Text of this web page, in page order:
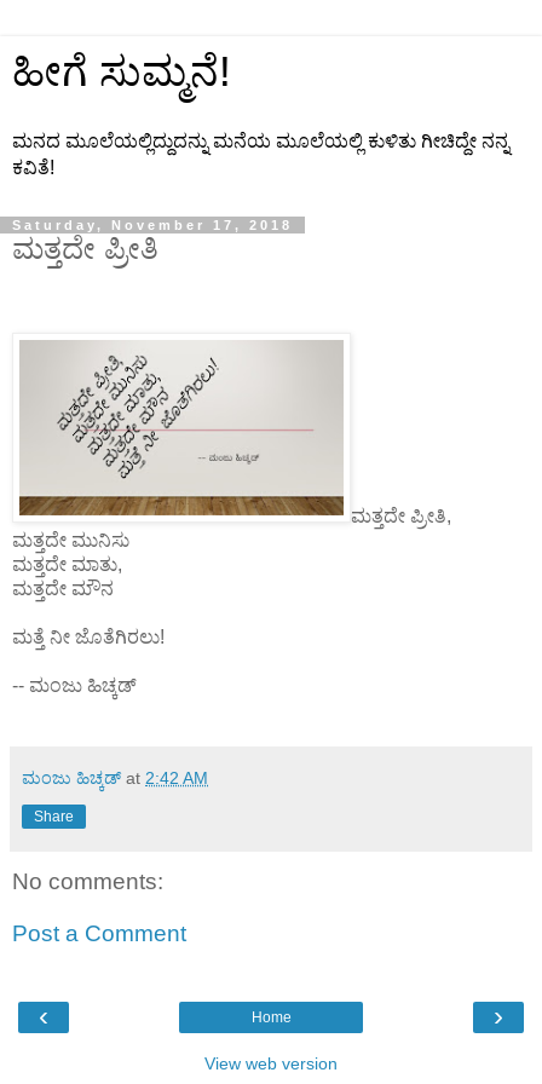
ಹೀಗೆ ಸುಮ್ಮನೆ!
ಮನದ ಮೂಲೆಯಲ್ಲಿದ್ದುದನ್ನು ಮನೆಯ ಮೂಲೆಯಲ್ಲಿ ಕುಳಿತು ಗೀಚಿದ್ದೇ ನನ್ನ
ಕವಿತೆ!
Saturday, November 17, 2018
ಮತ್ತದೇ ಪ್ರೀತಿ
ಮತ್ತದೇ ಪ್ರೀತಿ,
ಮತ್ತದೇ ಮುನಿಸು
ಮತ್ತದೇ ಮಾತು,
ಮತ್ತದೇ ಮೌನ
ಮತ್ತೆ ನೀ ಜೊತೆಗಿರಲು!
-- ಮಂಜು ಹಿಚ್ಕಡ್
ಮಂಜು ಹಿಚ್ಕಡ್ at 2:42 AM
Share
No comments:
Post a Comment
‹ ›
Home
View web version